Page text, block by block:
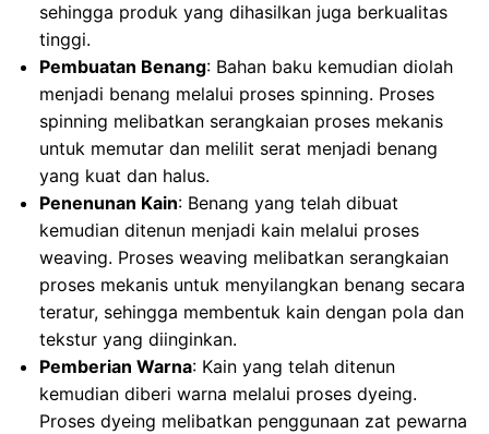
sehingga produk yang dihasilkan juga berkualitas
tinggi.
Pembuatan Benang: Bahan baku kemudian diolah
menjadi benang melalui proses spinning. Proses
spinning melibatkan serangkaian proses mekanis
untuk memutar dan melilit serat menjadi benang
yang kuat dan halus.
Penenunan Kain: Benang yang telah dibuat
kemudian ditenun menjadi kain melalui proses
weaving. Proses weaving melibatkan serangkaian
proses mekanis untuk menyilangkan benang secara
teratur, sehingga membentuk kain dengan pola dan
tekstur yang diinginkan.
Pemberian Warna: Kain yang telah ditenun
kemudian diberi warna melalui proses dyeing.
Proses dyeing melibatkan penggunaan zat pewarna